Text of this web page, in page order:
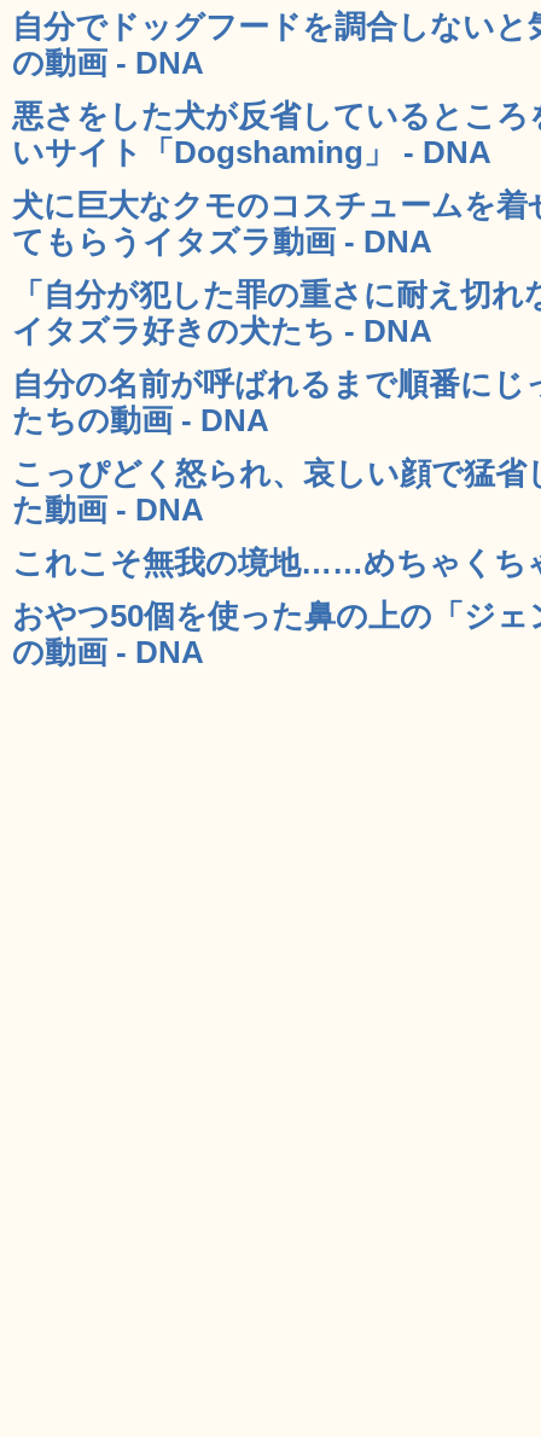
自分でドッグフードを調合しない
の動画 - DNA
悪さをした犬が反省しているとこ
いサイト「Dogshaming」 - DNA
犬に巨大なクモのコスチュームを
てもらうイタズラ動画 - DNA
「自分が犯した罪の重さに耐え切
イタズラ好きの犬たち - DNA
自分の名前が呼ばれるまで順番にじ
たちの動画 - DNA
こっぴどく怒られ、哀しい顔で猛
た動画 - DNA
これこそ無我の境地……めちゃくち
おやつ50個を使った鼻の上の「ジ
の動画 - DNA